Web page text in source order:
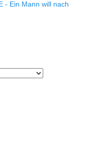
- Ein Mann will nach